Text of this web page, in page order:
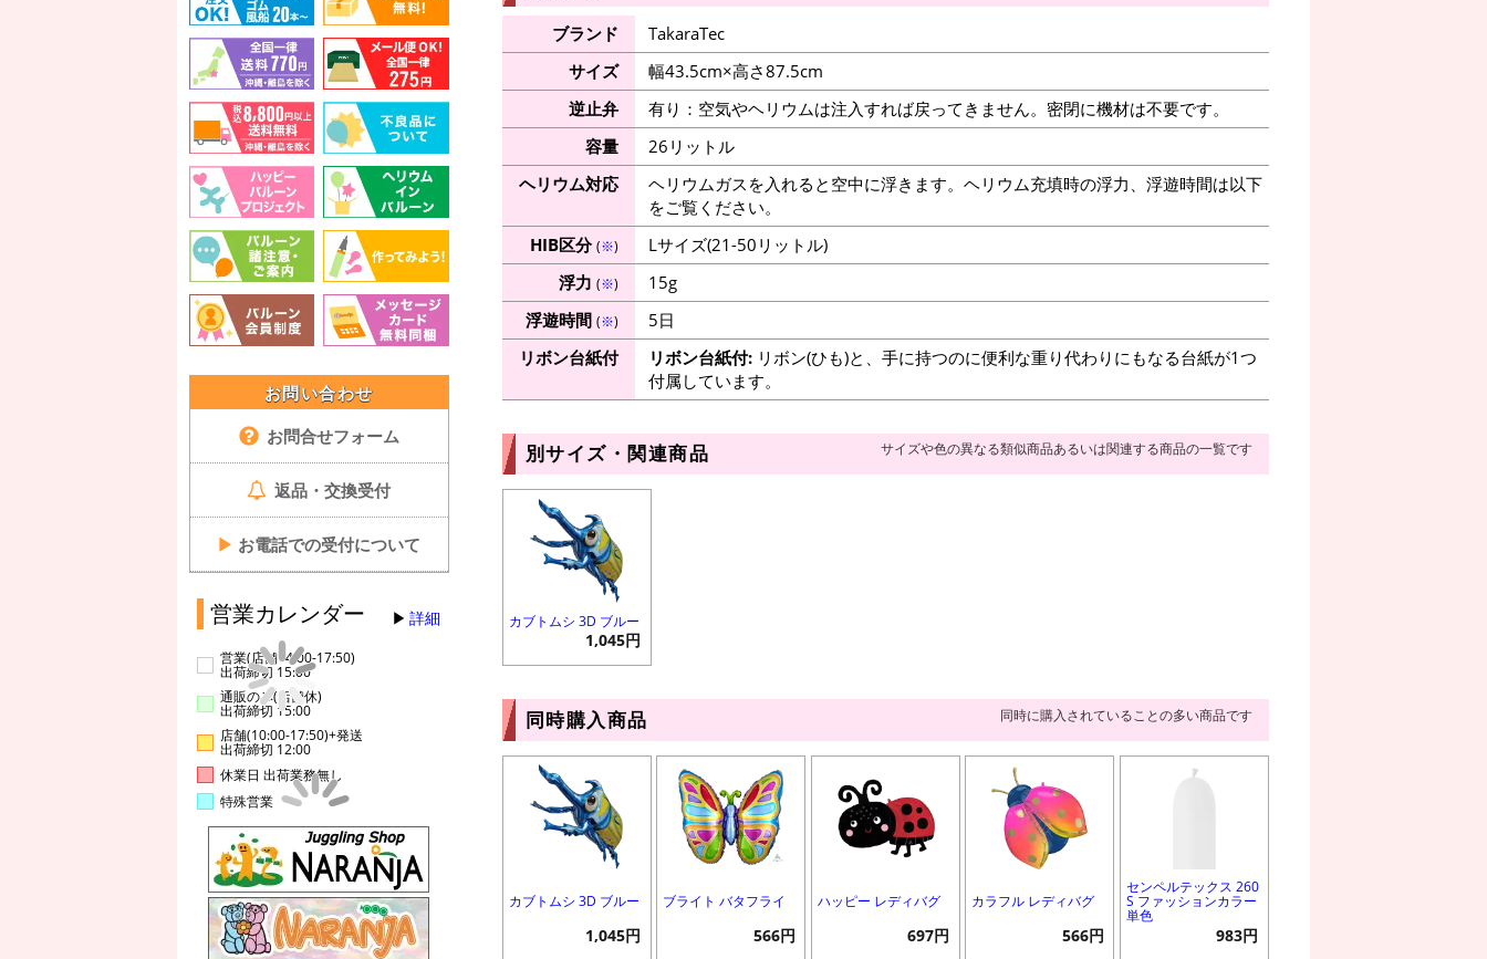
お問い合わせ
お問合せフォーム
返品・交換受付
▶ お電話での受付について
営業カレンダー 詳細
営業(店舗14:00-17:50)
出荷締切 15:00
通販のみ(店舗休)
出荷締切 15:00
店舗(10:00-17:50)+発送
出荷締切 12:00
休業日 出荷業務無し
特殊営業
ブランド
TakaraTec
サイズ
幅43.5cm×高さ87.5cm
逆止弁
有り：空気やヘリウムは注入すれば戻ってきません。密閉に機材は不要です。
容量
26リットル
ヘリウム対応
ヘリウムガスを入れると空中に浮きます。ヘリウム充填時の浮力、浮遊時間は以下
をご覧ください。
HIB区分(※)
Lサイズ(21-50リットル)
浮力 (※)
15g
浮遊時間 (※)
5日
リボン台紙付
リボン台紙付:リボン(ひも)と、手に持つのに便利な重り代わりにもなる台紙が1つ
付属しています。
別サイズ・関連商品 サイズや色の異なる類似商品あるいは関連する商品の一覧です
カブトムシ 3D ブルー
1,045円
同時購入商品 同時に購入されていることの多い商品です
カブトムシ 3D ブルー
1,045円
ブライト バタフライ
566円
ハッピー レディバグ
697円
カラフル レディバグ
566円
センペルテックス 260
S ファッションカラー
単色
983円